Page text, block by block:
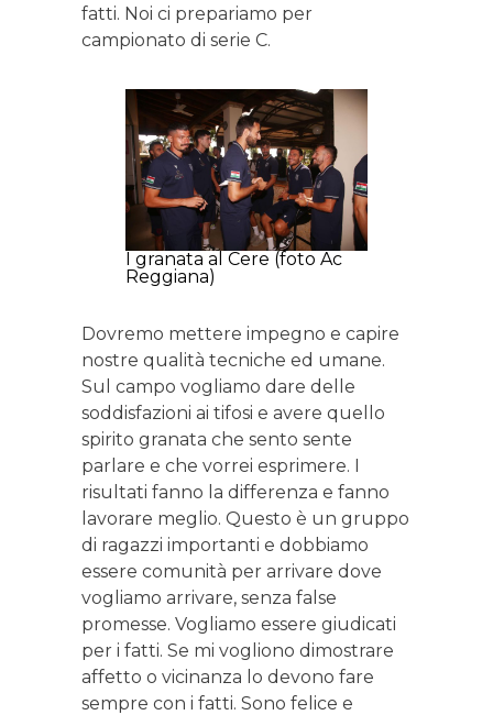
fatti. Noi ci prepariamo per
campionato di serie C.
I granata al Cere (foto Ac
Reggiana)
Dovremo mettere impegno e capire
nostre qualità tecniche ed umane.
Sul campo vogliamo dare delle
soddisfazioni ai tifosi e avere quello
spirito granata che sento sente
parlare e che vorrei esprimere. I
risultati fanno la differenza e fanno
lavorare meglio. Questo è un gruppo
di ragazzi importanti e dobbiamo
essere comunità per arrivare dove
vogliamo arrivare, senza false
promesse. Vogliamo essere giudicati
per i fatti. Se mi vogliono dimostrare
affetto o vicinanza lo devono fare
sempre con i fatti. Sono felice e